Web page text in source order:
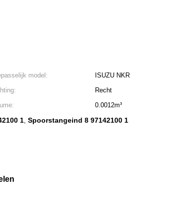
model:
ISUZU NKR
Recht
0.0012m³
1, Spoorstangeind 8 97142100 1